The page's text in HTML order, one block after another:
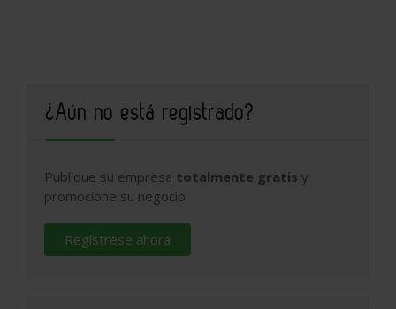
¿Aún no está registrado?
Publique su empresa totalmente gratis y
promocione su negocio
Regístrese ahora